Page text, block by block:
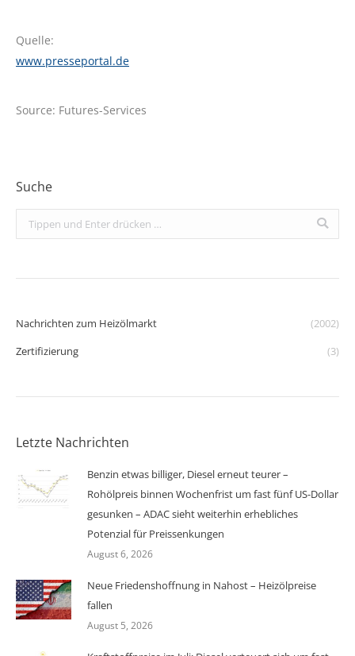
Quelle:
www.presseportal.de
Source: Futures-Services
Suche
Search:
Nachrichten zum Heizölmarkt
(2002)
Zertifizierung
(3)
Letzte Nachrichten
Benzin etwas billiger, Diesel erneut teurer –
Rohölpreis binnen Wochenfrist um fast fünf US-Dollar
gesunken – ADAC sieht weiterhin erhebliches
Potenzial für Preissenkungen
August 6, 2026
Neue Friedenshoffnung in Nahost – Heizölpreise
fallen
August 5, 2026